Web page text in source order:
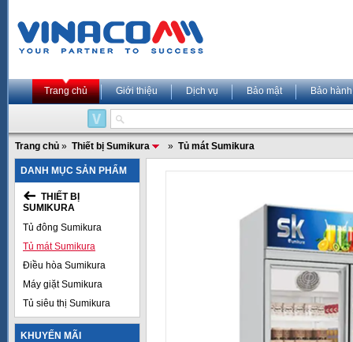
Trang chủ Giới thiệu Dịch vụ Bảo mật Bảo hành
Trang chủ » Thiết bị Sumikura » Tủ mát Sumikura
DANH MỤC SẢN PHẨM
THIẾT BỊ
SUMIKURA
Tủ đông Sumikura
Tủ mát Sumikura
Điều hòa Sumikura
Máy giặt Sumikura
Tủ siêu thị Sumikura
KHUYẾN MÃI